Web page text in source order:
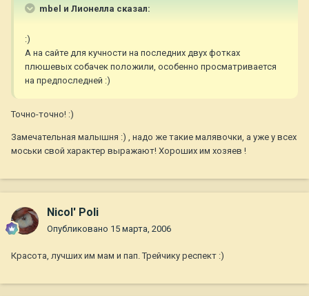
mbel и Лионелла сказал:
:)
А на сайте для кучности на последних двух фотках
плюшевых собачек положили, особенно просматривается
на предпоследней :)
Точно-точно! :)
Замечательная малышня :) , надо же такие малявочки, а уже у всех
моськи свой характер выражают! Хороших им хозяев !
Nicol' Poli
Опубликовано 15 марта, 2006
Красота, лучших им мам и пап. Трейчику респект :)